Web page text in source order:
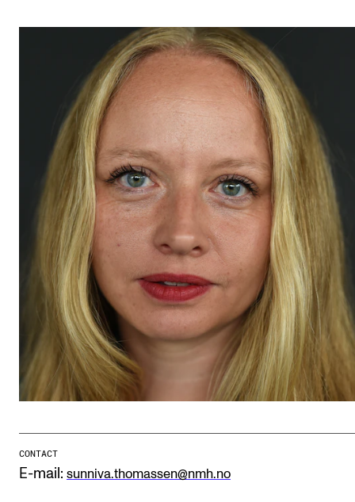
Admissions
Exchange Programmes
The Library
Departments and Disciplines
RESEARCH
CERM
CREMAH
NordART
Projects
Publications
Collaboration
Networks
CONTACT
E-mail: sunniva.thomassen@nmh.no